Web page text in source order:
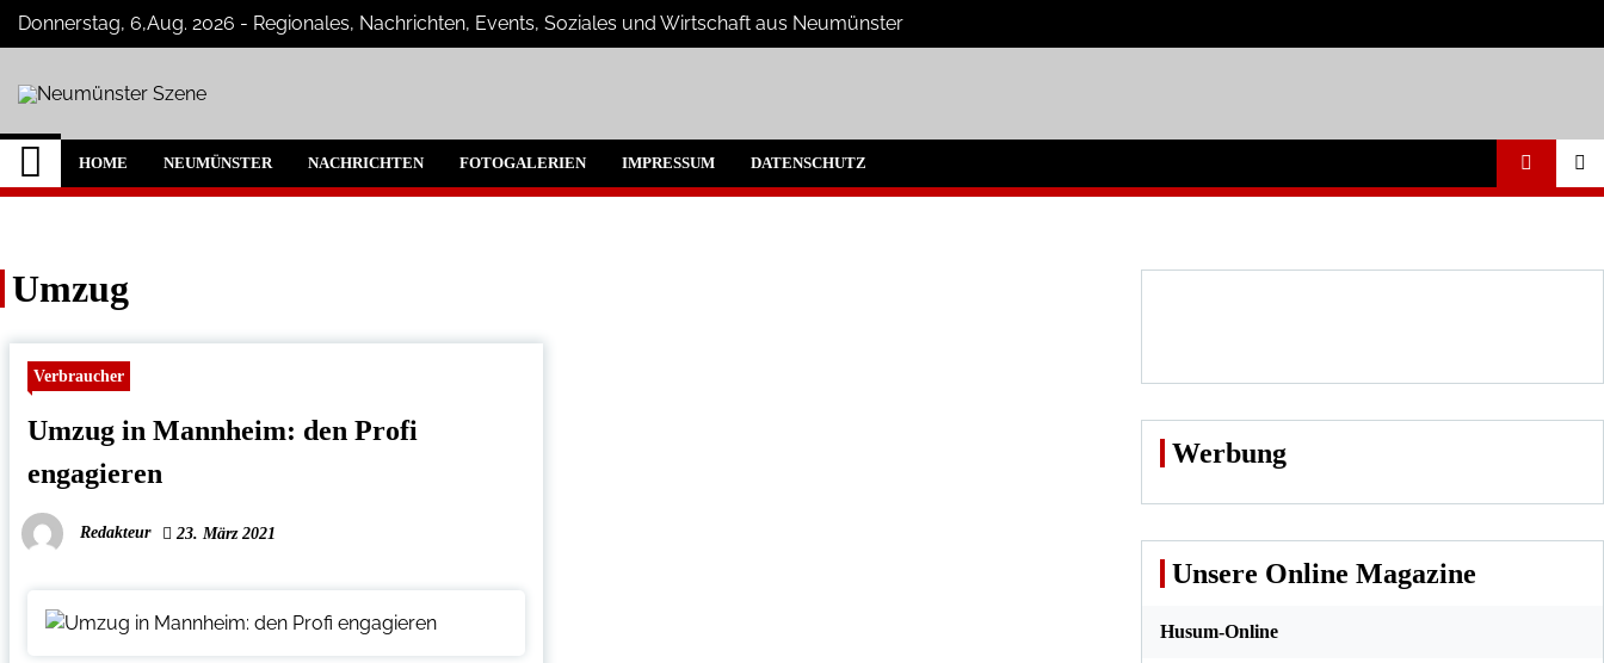
SkipDonnerstag, 6,Aug. 2026 - Regionales, Nachrichten, Events, Soziales und Wirtschaft aus Neumünster
Neumünster Szene
Neuigkeiten und Nachrichten aus Neumünster und Umgebung
HOME NEUMÜNSTER NACHRICHTEN FOTOGALERIEN IMPRESSUM DATENSCHUTZ
Umzug
Verbraucher
Umzug in Mannheim: den Profi
engagieren
Redakteur 23. März 2021
Werbung
Unsere Online Magazine
Husum-Online